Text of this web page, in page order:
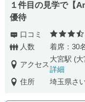
１件目の見学で【
優待
口コミ
人数
着席：30
アクセス
大宮駅 (
詳細
住所
埼玉県さ